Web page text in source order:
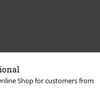
Shop for customers from